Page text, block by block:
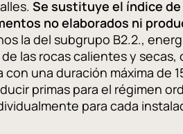
Se sustituye el índice
no elaborados ni
la del subgrupo B2.2.,
las rocas calientes y
una duración máxima de
primas para el régimen
para cada